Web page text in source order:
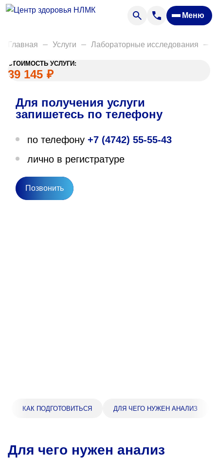
Меню
Анализы
Акции
Пациентам
Вакансии
О нас
Направления деятельности
Главная Услуги Лабораторные исследования
КАК ПОДГОТОВИТЬСЯ ДЛЯ ЧЕГО НУЖЕН АНАЛИЗ
Для чего нужен анализ
СТОИМОСТЬ УСЛУГИ:
39 145 ₽
Для получения услуги
запишетесь по телефону
по телефону +7 (4742) 55-55-43
лично в регистратуре
Позвонить